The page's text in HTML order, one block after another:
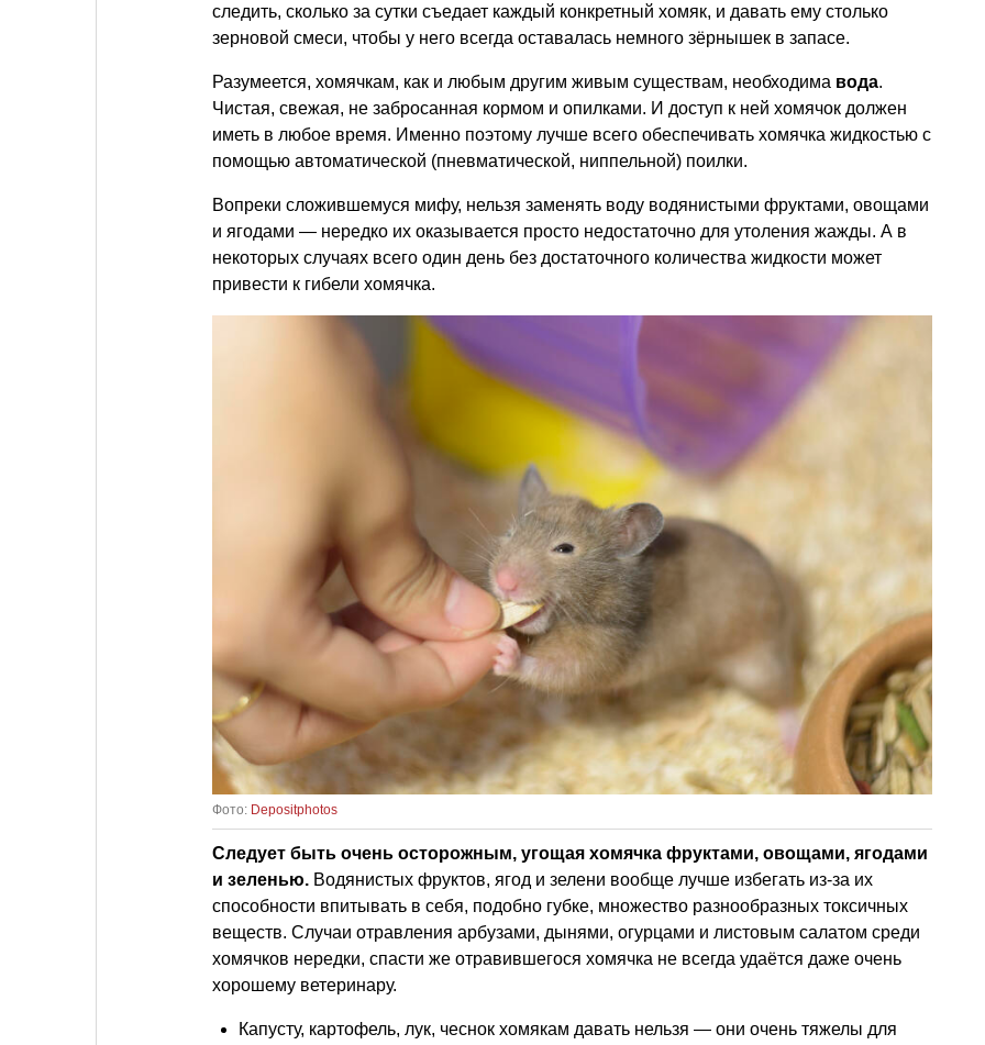
следить, сколько за сутки съедает каждый конкретный хомяк, и давать ему столько
зерновой смеси, чтобы у него всегда оставалась немного зёрнышек в запасе.
Разумеется, хомячкам, как и любым другим живым существам, необходима вода.
Чистая, свежая, не забросанная кормом и опилками. И доступ к ней хомячок должен
иметь в любое время. Именно поэтому лучше всего обеспечивать хомячка жидкостью с
помощью автоматической (пневматической, ниппельной) поилки.
Вопреки сложившемуся мифу, нельзя заменять воду водянистыми фруктами, овощами
и ягодами — нередко их оказывается просто недостаточно для утоления жажды. А в
некоторых случаях всего один день без достаточного количества жидкости может
привести к гибели хомячка.
Фото: Depositphotos
Следует быть очень осторожным, угощая хомячка фруктами, овощами, ягодами
и зеленью. Водянистых фруктов, ягод и зелени вообще лучше избегать из-за их
способности впитывать в себя, подобно губке, множество разнообразных токсичных
веществ. Случаи отравления арбузами, дынями, огурцами и листовым салатом среди
хомячков нередки, спасти же отравившегося хомячка не всегда удаётся даже очень
хорошему ветеринару.
Капусту, картофель, лук, чеснок хомякам давать нельзя — они очень тяжелы для